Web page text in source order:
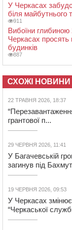
У Черкасах
біля
911
Вибоїни
Черкасах просять
будинків
887
СХОЖІ НОВИНИ
22 ТРАВНЯ 2026, 18:37
грантової п...
29 ЧЕРВНЯ 2026, 11:41
У Багачевській
загинув під
19 ЧЕРВНЯ 2026, 09:53
У Черкасах
“Черкаської